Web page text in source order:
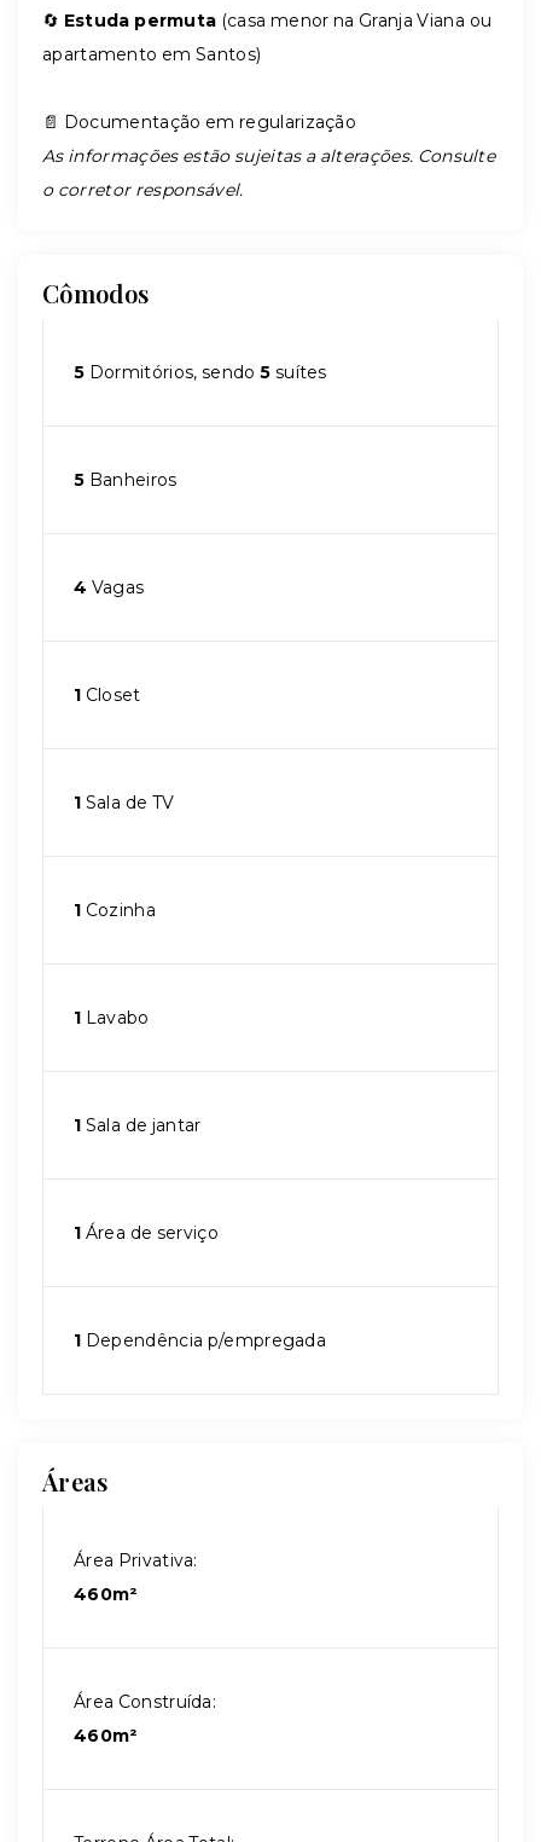
🔄 Estuda permuta (casa menor na Granja Viana ou
apartamento em Santos)
📄 Documentação em regularização
As informações estão sujeitas a alterações. Consulte
o corretor responsável.
Cômodos
5 Dormitórios, sendo5 suítes
5 Banheiros
4 Vagas
1 Closet
1 Sala de TV
1 Cozinha
1 Lavabo
1 Sala de jantar
1 Área de serviço
1 Dependência p/empregada
Áreas
Área Privativa:
460m²
Área Construída:
460m²